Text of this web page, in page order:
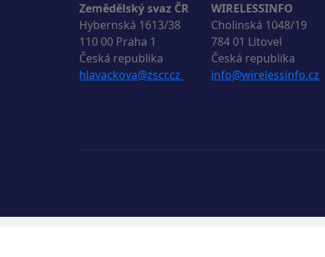
Zemědělský svaz ČR
Hybernská 1613/38
110 00 Praha 1
Česká republika
hlavackova@zscr.cz
WIRELESSINFO
Cholinská 1048/19
784 01 Litovel
Česká republika
info@wirelessinfo.cz